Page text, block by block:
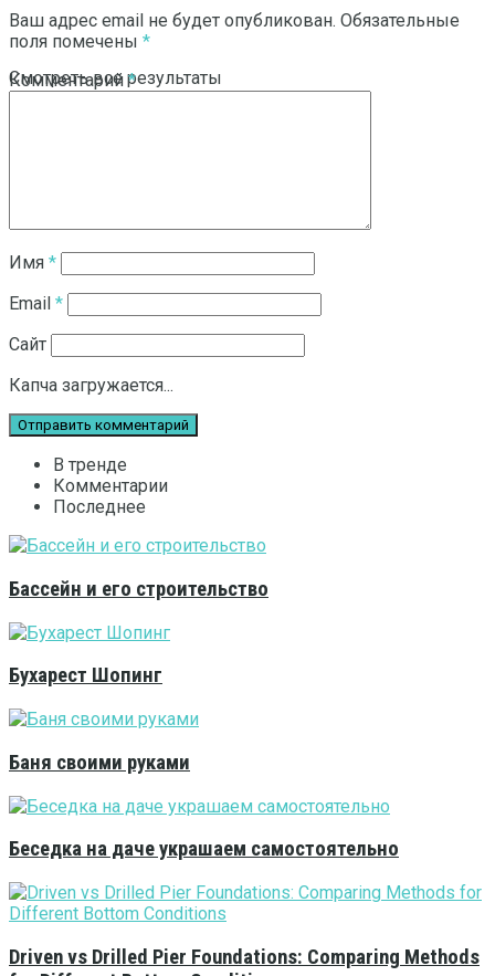
Смотреть все результаты
Ваш адрес email не будет опубликован. Обязательные
поля помечены *
Комментарий*
Имя *
Email *
Сайт
Капча загружается...
В тренде
Комментарии
Последнее
Бассейн и его строительство
Бухарест Шопинг
Баня своими руками
Беседка на даче украшаем самостоятельно
Driven vs Drilled Pier Foundations: Comparing Methods